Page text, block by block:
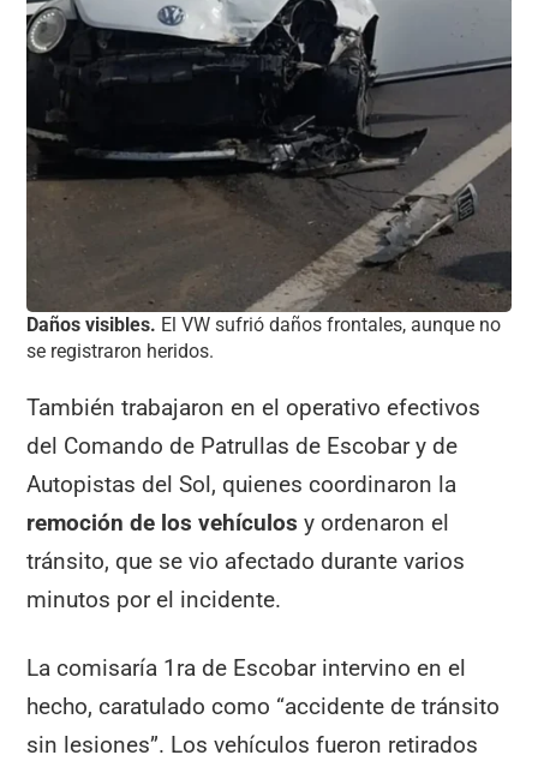
Daños visibles. El VW sufrió daños frontales, aunque no
se registraron heridos.
También trabajaron en el operativo efectivos
del Comando de Patrullas de Escobar y de
Autopistas del Sol, quienes coordinaron la
remoción de los vehículos y ordenaron el
tránsito, que se vio afectado durante varios
minutos por el incidente.
La comisaría 1ra de Escobar intervino en el
hecho, caratulado como “accidente de tránsito
sin lesiones”. Los vehículos fueron retirados